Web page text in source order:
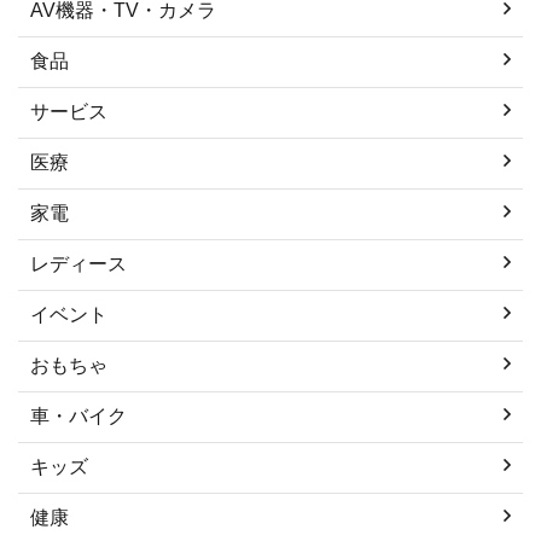
AV機器・TV・カメラ
食品
サービス
医療
家電
レディース
イベント
おもちゃ
車・バイク
キッズ
健康